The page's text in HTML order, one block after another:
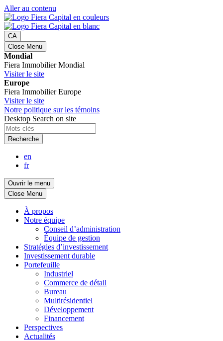
Aller au contenu
CA
Close Menu
Mondial
Fiera Immobilier Mondial
Visiter le site
Europe
Fiera Immobilier Europe
Visiter le site
Notre politique sur les témoins
Desktop Search on site
Recherche
en
fr
Ouvrir le menu
Close Menu
À propos
Notre équipe
Conseil d’administration
Équipe de gestion
Stratégies d’investissement
Investissement durable
Portefeuille
Industriel
Commerce de détail
Bureau
Multirésidentiel
Développement
Financement
Perspectives
Actualités